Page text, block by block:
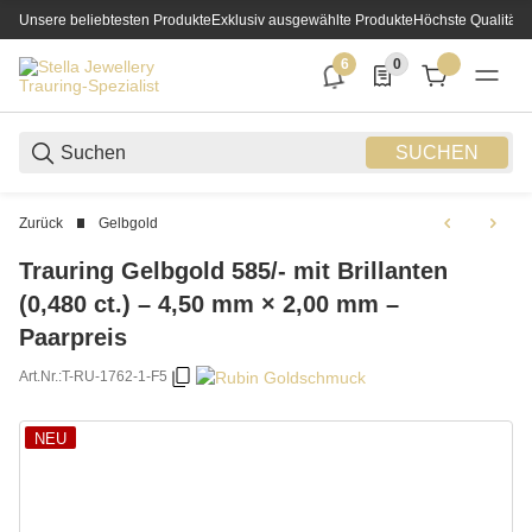
Unsere beliebtesten ProdukteExklusiv ausgewählte ProdukteHöchste Qualität
SUCHEN
6
6 neue Notifizierungen
0
0 Produkte in der
Zurück Gelbgold
Trauring Gelbgold 585/- mit Brillanten
(0,480 ct.) – 4,50 mm × 2,00 mm –
Paarpreis
Art.Nr.:T-RU-1762-1-F5
NEU